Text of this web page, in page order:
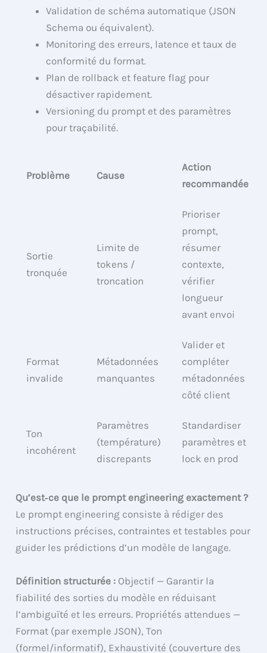
Validation de schéma automatique (JSON
Schema ou équivalent).
Monitoring des erreurs, latence et taux de
conformité du format.
Plan de rollback et feature flag pour
désactiver rapidement.
Versioning du prompt et des paramètres
pour traçabilité.
Problème Cause
Action
recommandée
Sortie
tronquée
Limite de
tokens /
troncation
Prioriser
prompt,
résumer
contexte,
vérifier
longueur
avant envoi
Format
invalide
Métadonnées
manquantes
Valider et
compléter
métadonnées
côté client
Ton
incohérent
Paramètres
(température)
discrepants
Standardiser
paramètres et
lock en prod
Qu’est‑ce que le prompt engineering exactement ?
Le prompt engineering consiste à rédiger des
instructions précises, contraintes et testables pour
guider les prédictions d’un modèle de langage.
Définition structurée : Objectif — Garantir la
fiabilité des sorties du modèle en réduisant
l’ambiguïté et les erreurs. Propriétés attendues —
Format (par exemple JSON), Ton
(formel/informatif), Exhaustivité (couverture des